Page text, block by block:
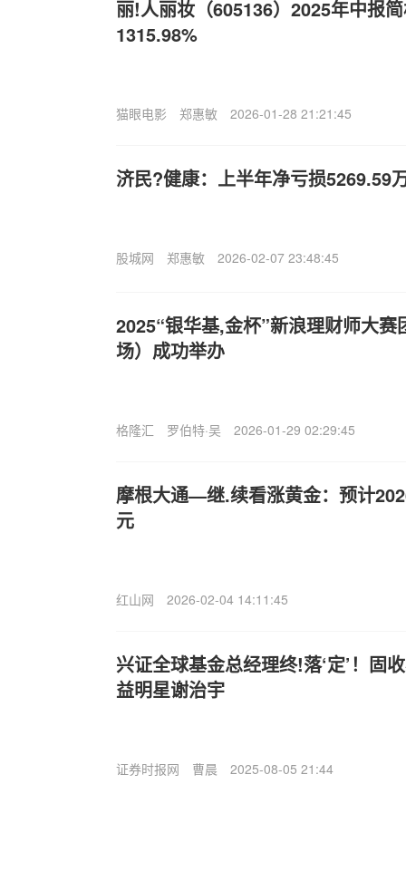
丽!人丽妆（605136）2025年中报
1315.98%
猫眼电影 郑惠敏 2026-01-28 21:21:45
济民?健康：上半年净亏损5269.59
股城网 郑惠敏 2026-02-07 23:48:45
2025“银华基,金杯”新浪理财师大
场）成功举办
格隆汇 罗伯特·吴 2026-01-29 02:29:45
摩根大通—继.续看涨黄金：预计
元
红山网 2026-02-04 14:11:45
兴证全球基金总经理终!落‘定’！固
益明星谢治宇
证券时报网 曹晨 2025-08-05 21:44